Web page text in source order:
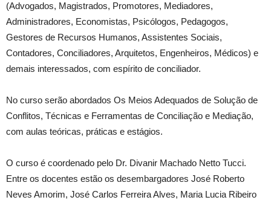
(Advogados, Magistrados, Promotores, Mediadores,
Administradores, Economistas, Psicólogos, Pedagogos,
Gestores de Recursos Humanos, Assistentes Sociais,
Contadores, Conciliadores, Arquitetos, Engenheiros, Médicos) e
demais interessados, com espírito de conciliador.
No curso serão abordados Os Meios Adequados de Solução de
Conflitos, Técnicas e Ferramentas de Conciliação e Mediação,
com aulas teóricas, práticas e estágios.
O curso é coordenado pelo Dr. Divanir Machado Netto Tucci.
Entre os docentes estão os desembargadores José Roberto
Neves Amorim, José Carlos Ferreira Alves, Maria Lucia Ribeiro